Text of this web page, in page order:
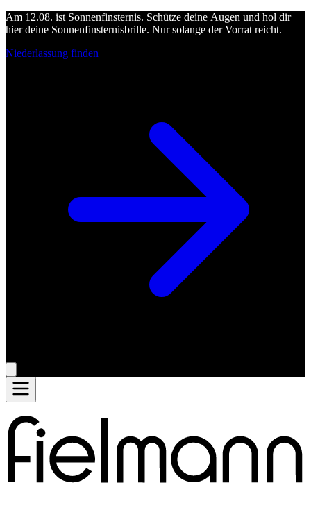
Am 12.08. ist Sonnenfinsternis. Schütze deine Augen und hol dir
hier deine Sonnenfinsternisbrille. Nur solange der Vorrat reicht.
Niederlassung finden